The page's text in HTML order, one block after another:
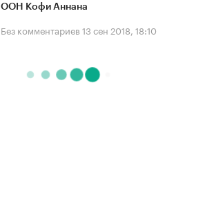
ООН Кофи Аннана
Без комментариев 13 сен 2018, 18:10